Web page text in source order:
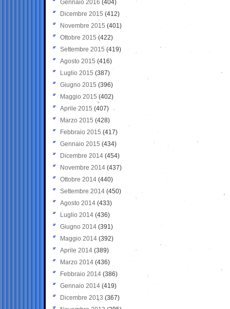
Gennaio 2016 (404)
Dicembre 2015 (412)
Novembre 2015 (401)
Ottobre 2015 (422)
Settembre 2015 (419)
Agosto 2015 (416)
Luglio 2015 (387)
Giugno 2015 (396)
Maggio 2015 (402)
Aprile 2015 (407)
Marzo 2015 (428)
Febbraio 2015 (417)
Gennaio 2015 (434)
Dicembre 2014 (454)
Novembre 2014 (437)
Ottobre 2014 (440)
Settembre 2014 (450)
Agosto 2014 (433)
Luglio 2014 (436)
Giugno 2014 (391)
Maggio 2014 (392)
Aprile 2014 (389)
Marzo 2014 (436)
Febbraio 2014 (386)
Gennaio 2014 (419)
Dicembre 2013 (367)